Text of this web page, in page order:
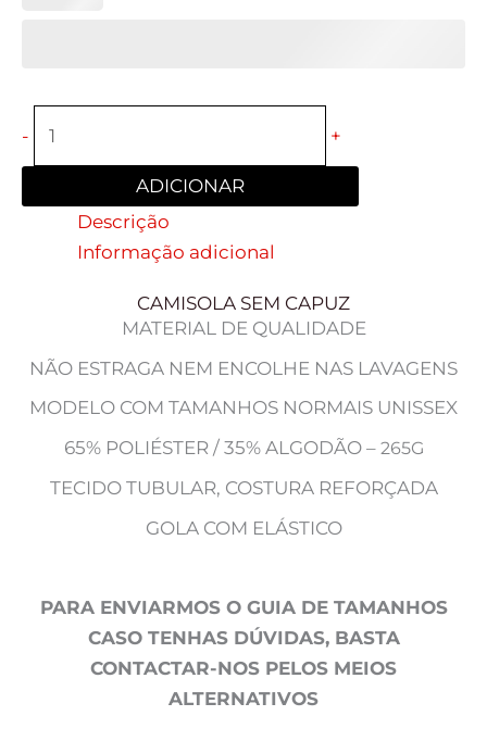
- +
ADICIONAR
Descrição
Informação adicional
CAMISOLA SEM CAPUZ
MATERIAL DE QUALIDADE
NÃO ESTRAGA NEM ENCOLHE NAS LAVAGENS
MODELO COM TAMANHOS NORMAIS UNISSEX
65% POLIÉSTER / 35% ALGODÃO – 265G
TECIDO TUBULAR, COSTURA REFORÇADA
GOLA COM ELÁSTICO
PARA ENVIARMOS O GUIA DE TAMANHOS
CASO TENHAS DÚVIDAS, BASTA
CONTACTAR-NOS PELOS MEIOS
ALTERNATIVOS